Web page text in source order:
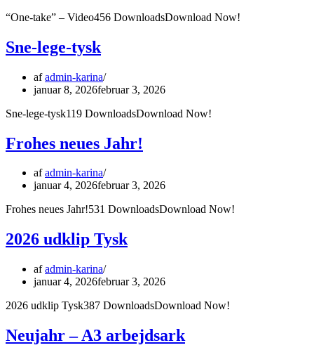
“One-take” – Video456 DownloadsDownload Now!
Sne-lege-tysk
afadmin-karina
januar 8, 2026februar 3, 2026
Sne-lege-tysk119 DownloadsDownload Now!
Frohes neues Jahr!
afadmin-karina
januar 4, 2026februar 3, 2026
Frohes neues Jahr!531 DownloadsDownload Now!
2026 udklip Tysk
afadmin-karina
januar 4, 2026februar 3, 2026
2026 udklip Tysk387 DownloadsDownload Now!
Neujahr – A3 arbejdsark